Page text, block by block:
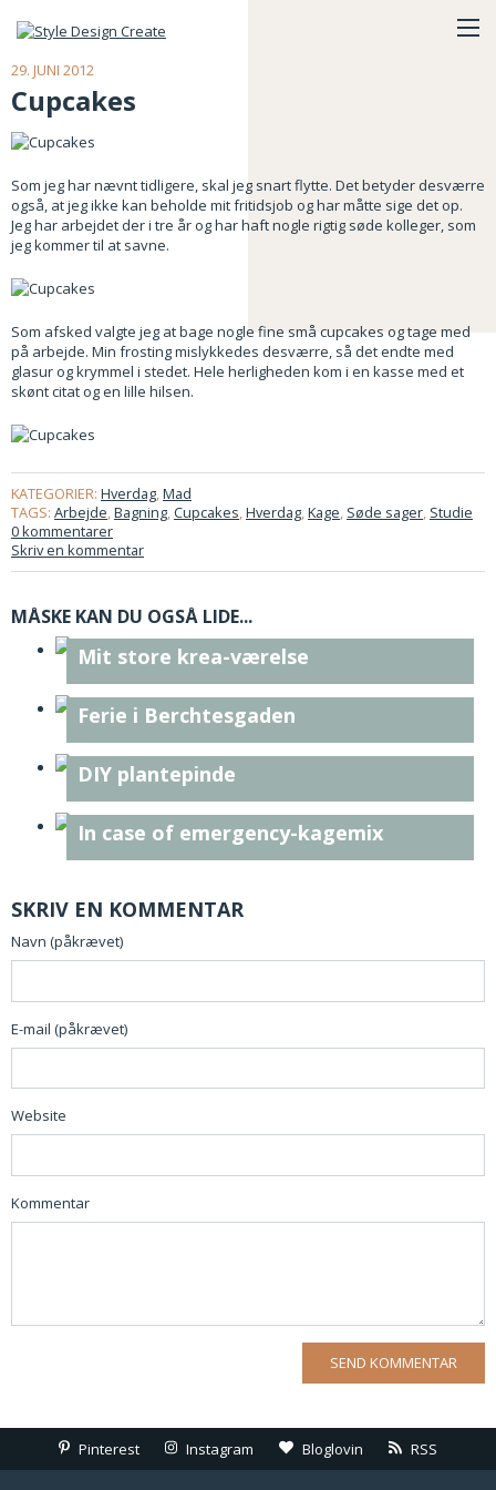
29. JUNI 2012
Cupcakes
Som jeg har nævnt tidligere, skal jeg snart flytte. Det betyder desværre
også, at jeg ikke kan beholde mit fritidsjob og har måtte sige det op.
Jeg har arbejdet der i tre år og har haft nogle rigtig søde kolleger, som
jeg kommer til at savne.
Som afsked valgte jeg at bage nogle fine små cupcakes og tage med
på arbejde. Min frosting mislykkedes desværre, så det endte med
glasur og krymmel i stedet. Hele herligheden kom i en kasse med et
skønt citat og en lille hilsen.
KATEGORIER: Hverdag,Mad
TAGS: Arbejde,Bagning, Cupcakes,Hverdag,Kage, Søde sager, Studie
0 kommentarer
Skriv en kommentar
MÅSKE KAN DU OGSÅ LIDE...
Mit store krea-værelse
Ferie i Berchtesgaden
DIY plantepinde
In case of emergency-kagemix
SKRIV EN KOMMENTAR
Navn (påkrævet)
E-mail (påkrævet)
Website
Kommentar
Pinterest Instagram Bloglovin RSS